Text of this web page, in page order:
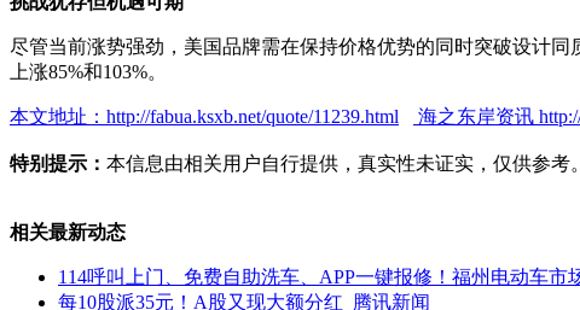
尽管当前涨势强劲，美国品牌需在保持价格优势的同时突破设计
上涨85%和103%。
本文地址：http://fabua.ksxb.net/quote/11239.html 海之东岸资讯
特别提示： 本信息由相关用户自行提供，真实性未证实，仅供参考
相关最新动态
114呼叫上门、免费自助洗车、APP一键报修！福州电动车市
每10股派35元！A股又现大额分红_腾讯新闻